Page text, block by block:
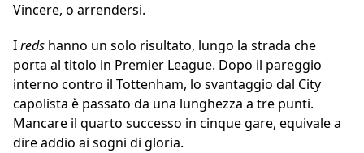
Vincere, o arrendersi.
Ireds hanno un solo risultato, lungo la strada che
porta al titolo in Premier League. Dopo il pareggio
interno contro il Tottenham, lo svantaggio dal City
capolista è passato da una lunghezza a tre punti.
Mancare il quarto successo in cinque gare, equivale a
dire addio ai sogni di gloria.